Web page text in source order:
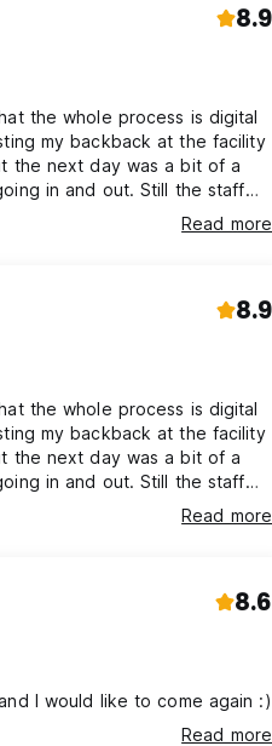
8.9
the whole process is digital
my backback at the facility
the next day was a bit of a
in and out. Still the staff
I enjoyed my stay very much.
Read more
8.9
the whole process is digital
my backback at the facility
the next day was a bit of a
in and out. Still the staff
I enjoyed my stay very much.
Read more
8.6
I would like to come again :)
Read more